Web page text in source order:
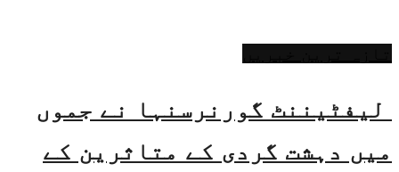
لیفٹیننٹ گورنرسنہا نے جموں
میں دہشت گردی کے متاثرین کے